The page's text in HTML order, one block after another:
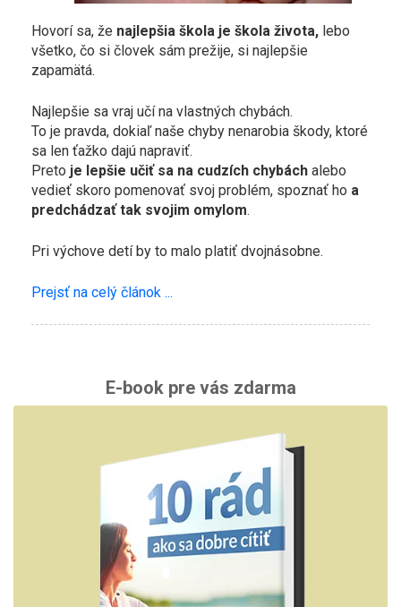
Hovorí sa, že najlepšia škola je škola života, lebo
všetko, čo si človek sám prežije, si najlepšie
zapamätá.
Najlepšie sa vraj učí na vlastných chybách.
To je pravda, dokiaľ naše chyby nenarobia škody, ktoré
sa len ťažko dajú napraviť.
Preto je lepšie učiť sa na cudzích chybách alebo
vedieť skoro pomenovať svoj problém, spoznať ho a
predchádzať tak svojim omylom.
Pri výchove detí by to malo platiť dvojnásobne.
Prejsť na celý článok ...
E-book pre vás zdarma